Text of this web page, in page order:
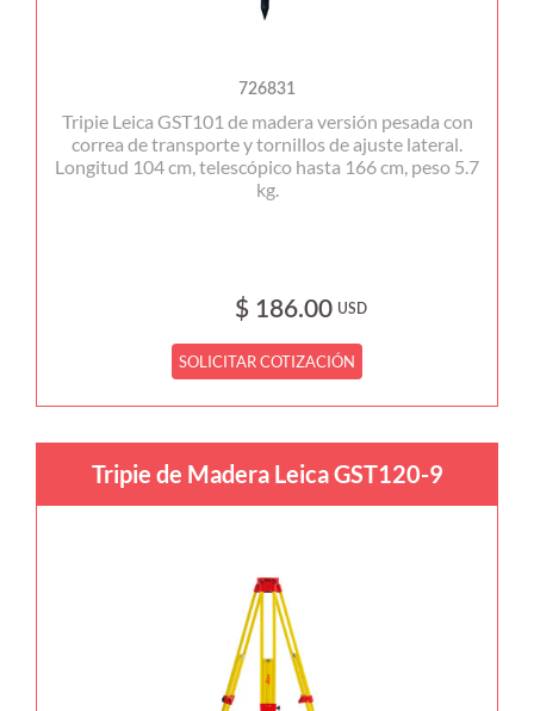
726831
Tripie Leica GST101 de madera versión pesada con
correa de transporte y tornillos de ajuste lateral.
Longitud 104 cm, telescópico hasta 166 cm, peso 5.7
kg.
$ 186.00 USD
SOLICITAR COTIZACIÓN
Tripie de Madera Leica GST120-9